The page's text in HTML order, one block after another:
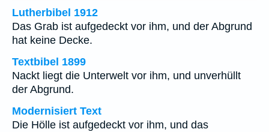
Lutherbibel 1912
Das Grab ist aufgedeckt vor ihm, und der Abgrund
hat keine Decke.
Textbibel 1899
Nackt liegt die Unterwelt vor ihm, und unverhüllt
der Abgrund.
Modernisiert Text
Die Hölle ist aufgedeckt vor ihm, und das